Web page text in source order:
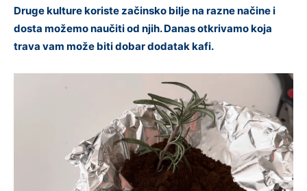
Druge kulture koriste začinsko bilje na razne načine i
dosta možemo naučiti od njih. Danas otkrivamo koja
trava vam može biti dobar dodatak kafi.